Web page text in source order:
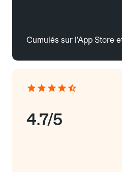
Cumulés sur l'App Store
4.7/5